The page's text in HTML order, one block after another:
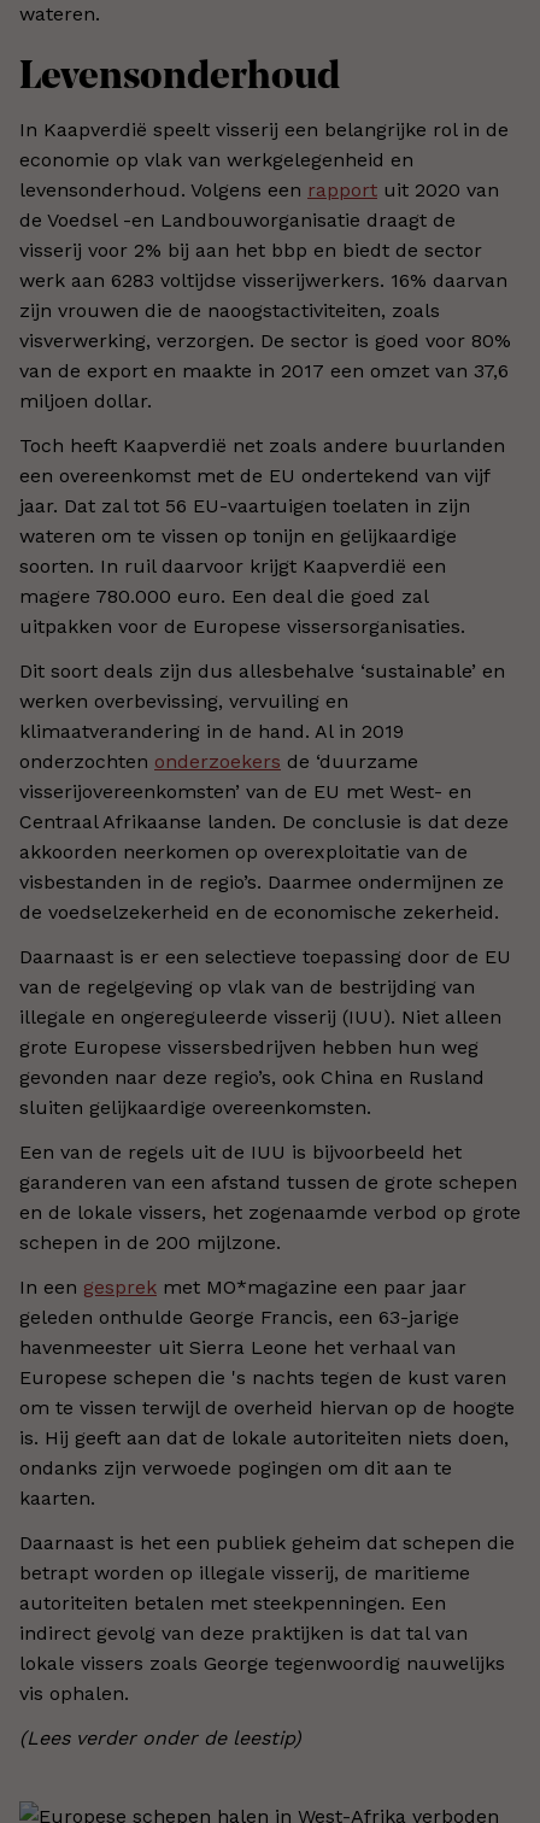
wateren.
Levensonderhoud
In Kaapverdië speelt visserij een belangrijke rol in de
economie op vlak van werkgelegenheid en
levensonderhoud. Volgens een rapport uit 2020 van
de Voedsel -en Landbouworganisatie draagt de
visserij voor 2% bij aan het bbp en biedt de sector
werk aan 6283 voltijdse visserijwerkers. 16% daarvan
zijn vrouwen die de naoogstactiviteiten, zoals
visverwerking, verzorgen. De sector is goed voor 80%
van de export en maakte in 2017 een omzet van 37,6
miljoen dollar.
Toch heeft Kaapverdië net zoals andere buurlanden
een overeenkomst met de EU ondertekend van vijf
jaar. Dat zal tot 56 EU-vaartuigen toelaten in zijn
wateren om te vissen op tonijn en gelijkaardige
soorten. In ruil daarvoor krijgt Kaapverdië een
magere 780.000 euro. Een deal die goed zal
uitpakken voor de Europese vissersorganisaties.
Dit soort deals zijn dus allesbehalve ‘sustainable’ en
werken overbevissing, vervuiling en
klimaatverandering in de hand. Al in 2019
onderzochten onderzoekers de ‘duurzame
visserijovereenkomsten’ van de EU met West- en
Centraal Afrikaanse landen. De conclusie is dat deze
akkoorden neerkomen op overexploitatie van de
visbestanden in de regio’s. Daarmee ondermijnen ze
de voedselzekerheid en de economische zekerheid.
Daarnaast is er een selectieve toepassing door de EU
van de regelgeving op vlak van de bestrijding van
illegale en ongereguleerde visserij (IUU). Niet alleen
grote Europese vissersbedrijven hebben hun weg
gevonden naar deze regio’s, ook China en Rusland
sluiten gelijkaardige overeenkomsten.
Een van de regels uit de IUU is bijvoorbeeld het
garanderen van een afstand tussen de grote schepen
en de lokale vissers, het zogenaamde verbod op grote
schepen in de 200 mijlzone.
In een gesprek met MO*magazine een paar jaar
geleden onthulde George Francis, een 63-jarige
havenmeester uit Sierra Leone het verhaal van
Europese schepen die 's nachts tegen de kust varen
om te vissen terwijl de overheid hiervan op de hoogte
is. Hij geeft aan dat de lokale autoriteiten niets doen,
ondanks zijn verwoede pogingen om dit aan te
kaarten.
Daarnaast is het een publiek geheim dat schepen die
betrapt worden op illegale visserij, de maritieme
autoriteiten betalen met steekpenningen. Een
indirect gevolg van deze praktijken is dat tal van
lokale vissers zoals George tegenwoordig nauwelijks
vis ophalen.
(Lees verder onder de leestip)